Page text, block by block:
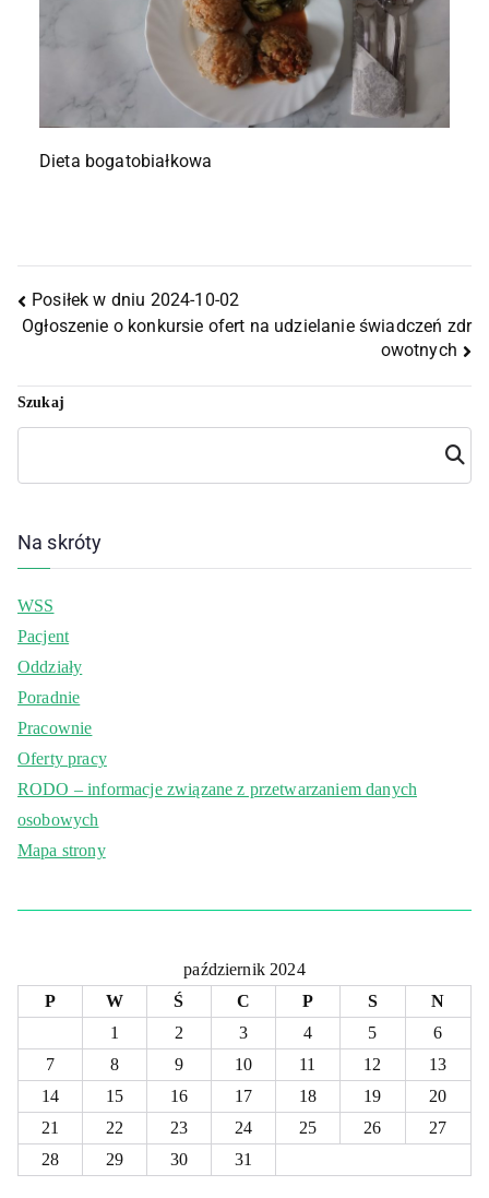
Dieta bogatobiałkowa
Posiłek w dniu 2024-10-02
Ogłoszenie o konkursie ofert na udzielanie świadczeń zdr
owotnych
Szukaj
Szuka
j
Na skróty
WSS
Pacjent
Oddziały
Poradnie
Pracownie
Oferty pracy
RODO – informacje związane z przetwarzaniem danych
osobowych
Mapa strony
październik 2024
P
W Ś C P S
N
1
2 3 4 5
6
7
8 9 10 11 12
13
14
15 16 17 18 19
20
21
22 23 24 25 26
27
28
29 30 31